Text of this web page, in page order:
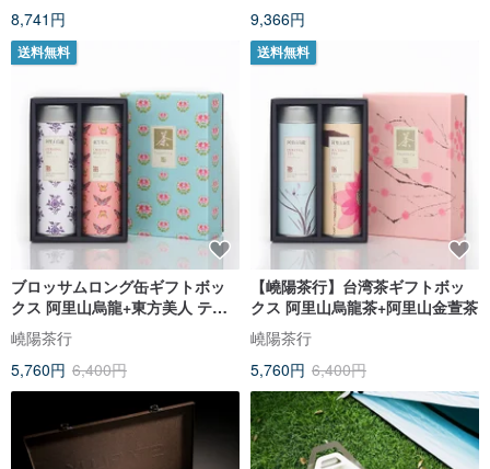
8,741円
9,366円
送料無料
ブロッサムロング缶ギフトボッ
クス 阿里山烏龍+東方美人 テト
ラ型ティーバッグ
嶢陽茶行
5,760円 6,400円
送料無料
【嶢陽茶行】台湾茶ギフトボッ
クス 阿里山烏龍茶+阿里山金萱茶
嶢陽茶行
5,760円 6,400円